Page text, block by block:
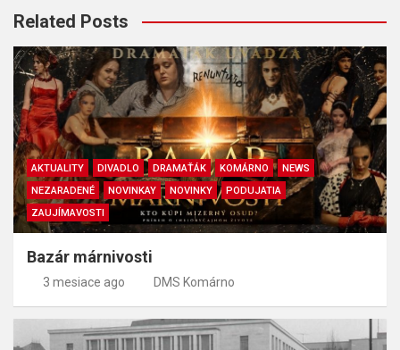
Related Posts
AKTUALITY DIVADLO DRAMAŤÁK KOMÁRNO
NEWS
NEZARADENÉ
NOVINKAY NOVINKY
PODUJATIA
ZAUJÍMAVOSTI
Bazár márnivosti
3 mesiace ago DMS Komárno